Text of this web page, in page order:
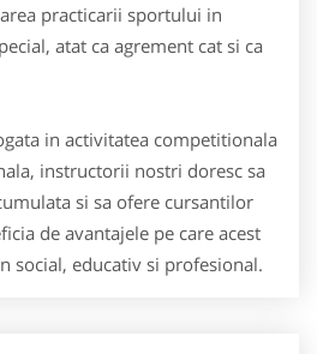
practicarii sportului in
atat ca agrement cat si ca
in activitatea competitionala
instructorii nostri doresc sa
si sa ofere cursantilor
de avantajele pe care acest
social, educativ si profesional.